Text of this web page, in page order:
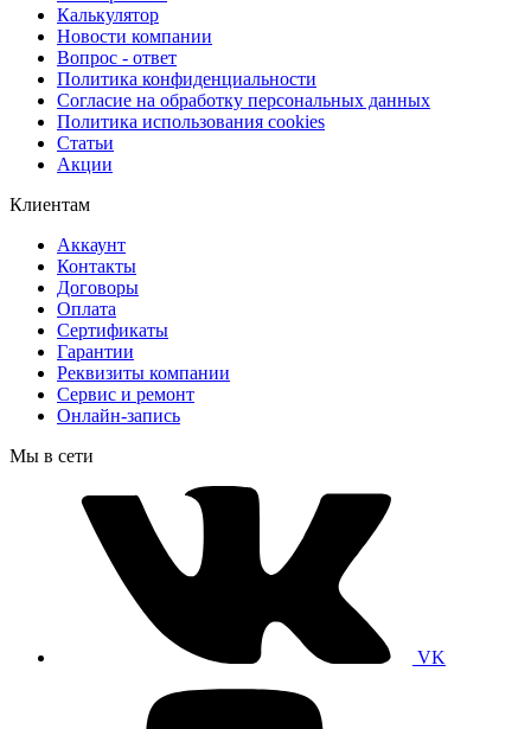
Калькулятор
Новости компании
Вопрос - ответ
Политика конфиденциальности
Согласие на обработку персональных данных
Политика использования cookies
Статьи
Акции
Клиентам
Аккаунт
Контакты
Договоры
Оплата
Сертификаты
Гарантии
Реквизиты компании
Сервис и ремонт
Онлайн-запись
Мы в сети
VK